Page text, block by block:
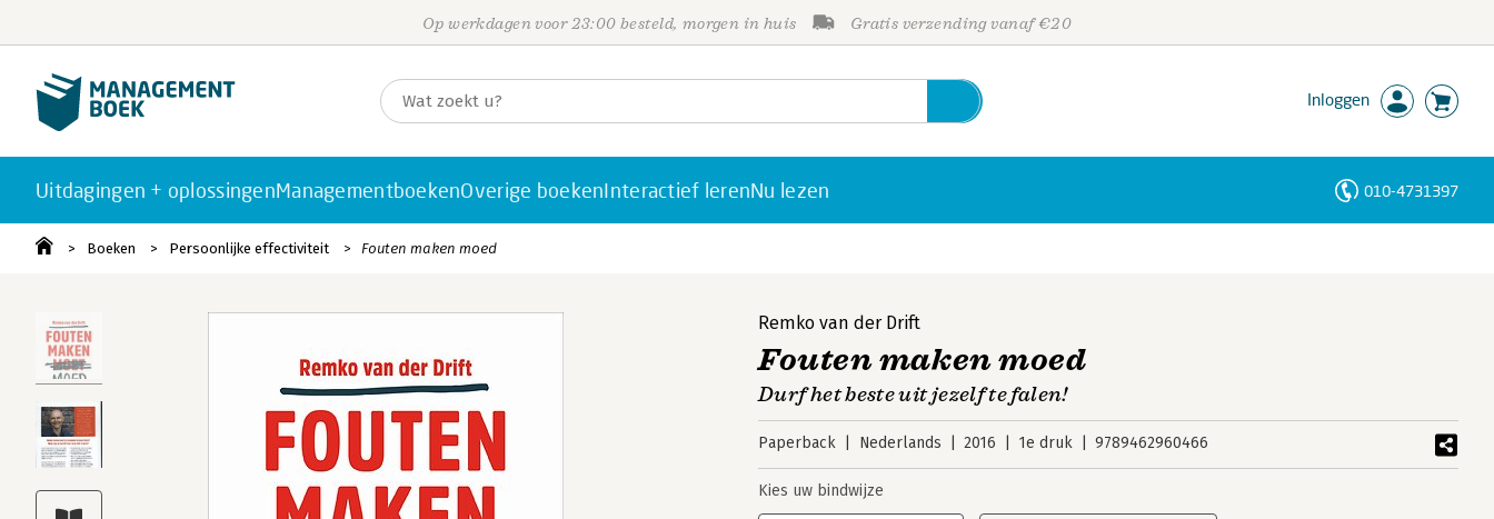
Op werkdagen voor 23:00 besteld, morgen in huis Gratis verzending vanaf €20
Inloggen
Uitdagingen + oplossingenManagementboekenOverige boekenInteractief lerenNu lezen 010-4731397
Boeken Persoonlijke effectiviteit Fouten maken moed
Remko van der Drift
Fouten maken moed
Durf het beste uit jezelf te falen!
Paperback Nederlands 2016 1e druk 9789462960466
Kies uw bindwijze
Personen